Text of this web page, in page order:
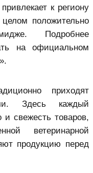
к региону
положительно
Подробнее
на официальном
приходят
Здесь каждый
и свежесть товаров,
ветеринарной
продукцию перед